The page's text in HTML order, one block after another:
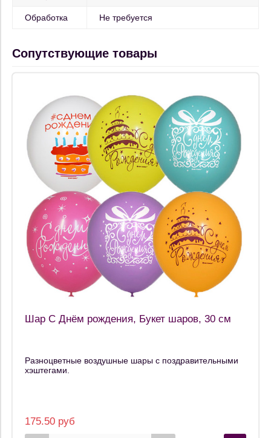
Обработка Не требуется
Сопутствующие товары
Шар С Днём рождения, Букет шаров, 30 см
Разноцветные воздушные шары с поздравительными
хэштегами.
175.50 руб